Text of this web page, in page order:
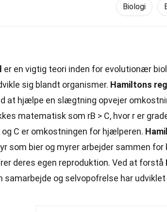
Biologi
er en vigtig teori inden for evolutionær
sig blandt organismer. Hamiltons
at hjælpe en slægtning opvejer
matematisk som rB > C, hvor r er
C er omkostningen for hjælperen.
som bier og myrer arbejder sammen
deres egen reproduktion. Ved at forstå
samarbejde og selvopofrelse har